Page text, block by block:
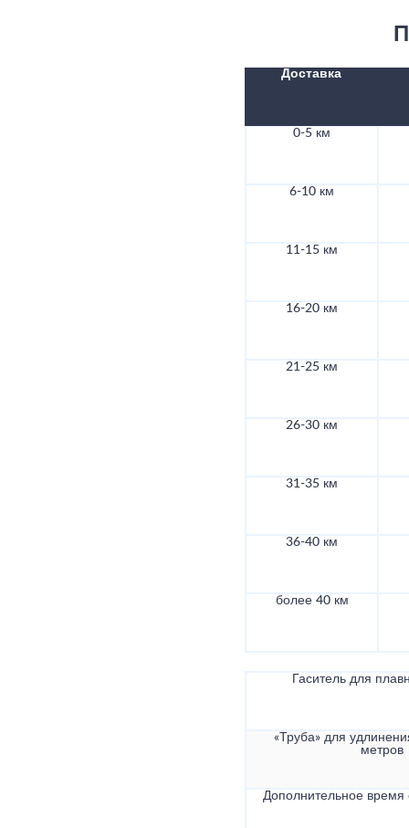
Доставка
0-5 км
6-10 км
11-15 км
16-20 км
21-25 км
26-30 км
31-35 км
36-40 км
более 40 км
Гаситель для
«Труба» для
метров
Дополнительное